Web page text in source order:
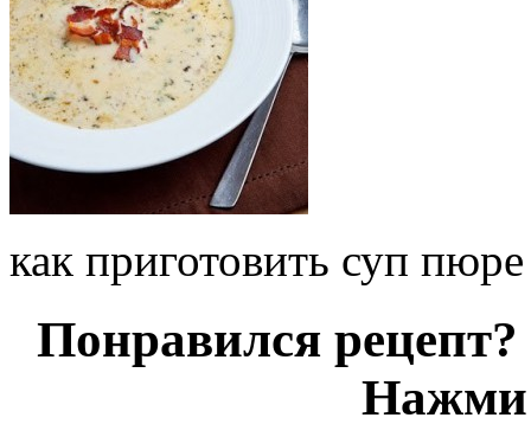
как приготовить суп
Понравился
Нажми